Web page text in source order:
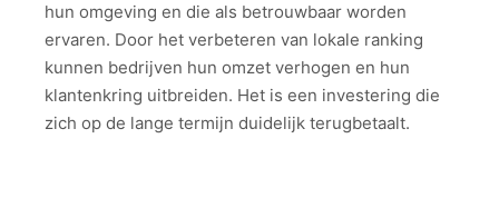
hun omgeving en die als betrouwbaar worden
ervaren. Door het verbeteren van lokale ranking
kunnen bedrijven hun omzet verhogen en hun
klantenkring uitbreiden. Het is een investering die
zich op de lange termijn duidelijk terugbetaalt.